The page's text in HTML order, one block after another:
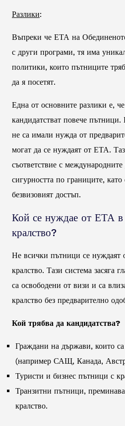
Разлики:
Въпреки че ЕТА на
с други програми, тя има
политики, които пътниците
да я посетят.
Една от основните разлики е,
кандидатстват повече
не са имали нужда от
могат да се нуждаят от ЕТА.
съответствие с
сигурността по границите,
безвизовият достъп.
Кой се нуждае от ЕТА в
кралство?
Не всички пътници се нуждаят
кралство. Тази система засяга
са освободени от визи и са
кралство без предварително
Кой трябва да кандидатства?
Граждани на държави, които
(например САЩ, Канада,
Туристи и бизнес пътници с
Транзитни пътници,
кралство.